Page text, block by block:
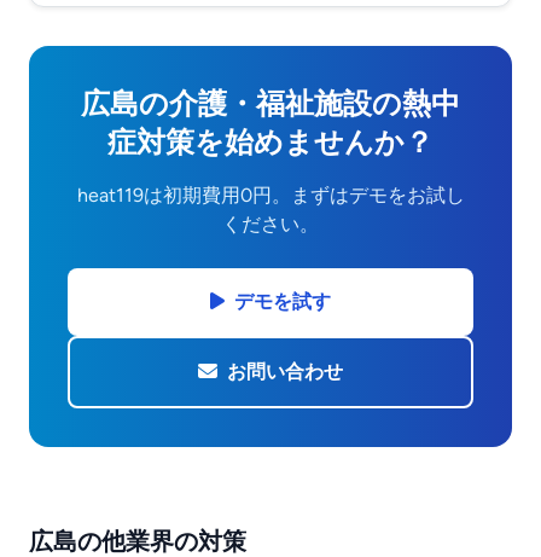
広島の介護・福祉施設の熱中
症対策を始めませんか？
heat119は初期費用0円。まずはデモをお試し
ください。
デモを試す
お問い合わせ
広島の他業界の対策